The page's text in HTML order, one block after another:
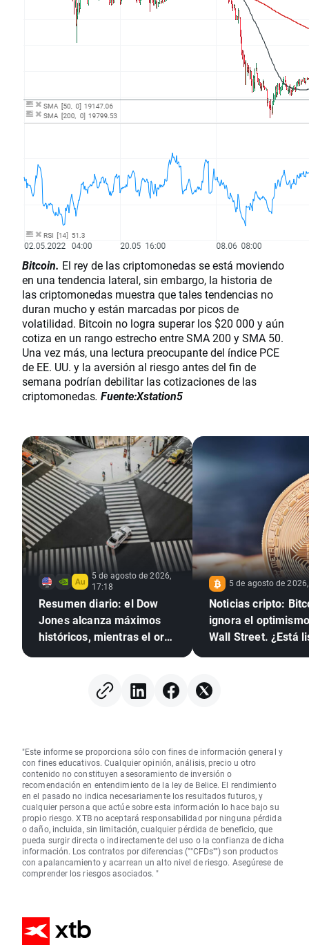
Bitcoin. El rey de las criptomonedas se está moviendo
en una tendencia lateral, sin embargo, la historia de
las criptomonedas muestra que tales tendencias no
duran mucho y están marcadas por picos de
volatilidad. Bitcoin no logra superar los $20 000 y aún
cotiza en un rango estrecho entre SMA 200 y SMA 50.
Una vez más, una lectura preocupante del índice PCE
de EE. UU. y la aversión al riesgo antes del fin de
semana podrían debilitar las cotizaciones de las
criptomonedas. Fuente:Xstation5
5 de agosto de 2026,
17:18
Resumen diario: el Dow
Jones alcanza máximos
históricos, mientras el oro
acuerdo entre EE. UU. e
5 de agosto de
Noticias cripto:
ignora el
Wall Street. ¿Está
criptomonedas?
"Este informe se proporciona sólo con fines de información general y
con fines educativos. Cualquier opinión, análisis, precio u otro
contenido no constituyen asesoramiento de inversión o
recomendación en entendimiento de la ley de Belice. El rendimiento
en el pasado no indica necesariamente los resultados futuros, y
cualquier persona que actúe sobre esta información lo hace bajo su
propio riesgo. XTB no aceptará responsabilidad por ninguna pérdida
o daño, incluida, sin limitación, cualquier pérdida de beneficio, que
pueda surgir directa o indirectamente del uso o la confianza de dicha
información. Los contratos por diferencias (""CFDs"") son productos
con apalancamiento y acarrean un alto nivel de riesgo. Asegúrese de
comprender los riesgos asociados. "